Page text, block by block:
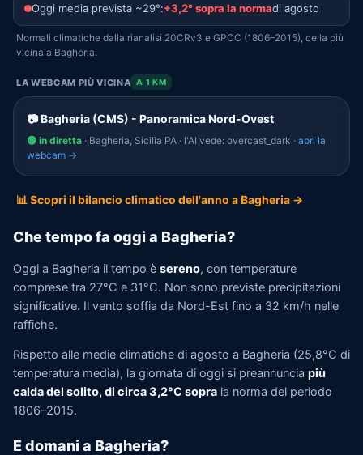
Oggi media prevista ~29°:+3,2° sopra la normadi agosto
Normali climatiche dalla rianalisi 20CRv3 e GPCC (1806–2015), cella più
vicina a Bagheria.
LA WEBCAM PIÙ VICINA A 1 KM
📷 Bagheria (CMS) - Panoramica Nord-Ovest
🟢 in diretta · Bagheria, Sicilia PA · l'AI vede: overcast_dark · apri la
webcam →
📊 Scopri il bilancio climatico dell'anno a Bagheria →
Che tempo fa oggi a Bagheria?
Oggi a Bagheria il tempo è sereno, con temperature
comprese tra 27°C e 31°C. Non sono previste precipitazioni
significative. Il vento soffia da Nord-Est fino a 32 km/h nelle
raffiche.
Rispetto alle medie climatiche di agosto a Bagheria (25,8°C di
temperatura media), la giornata di oggi si preannuncia più
calda del solito, di circa 3,2°C sopra la norma del periodo
1806–2015.
E domani a Bagheria?